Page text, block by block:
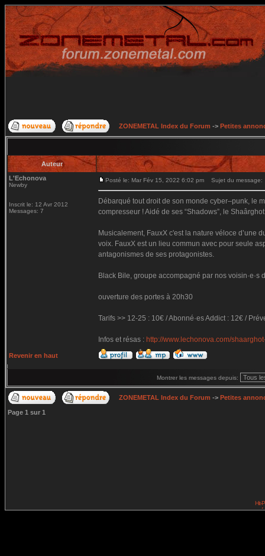
ZONEMETAL Index du Forum -> Petites
Auteur
L'Echonova
Newby
Inscrit le: 12 Avr 2012
Messages: 7
Posté le: Mar Fév 15, 2022 6:02 pm Sujet du message:
Débarqué tout droit de son monde cyber–punk, le
compresseur ! Aidé de ses “Shadows”, le
Musicalement, FauxX c'est la nature véloce d’une
voix. FauxX est un lieu commun avec pour seule
antagonismes de ses protagonistes.
Black Bile, groupe accompagné par nos
ouverture des portes à 20h30
Tarifs >> 12-25 : 10€ / Abonné·es Addict : 12€ /
Infos et résas : http://www.lechonova.com/
Revenir en haut
Montrer les messages depuis:
ZONEMETAL Index du Forum -> Petites
Page 1 sur 1